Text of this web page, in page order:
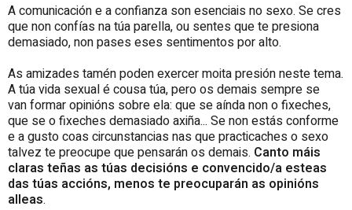
A comunicación e a confianza son esenciais no sexo. Se cres
que non confías na túa parella, ou sentes que te presiona
demasiado, non pases eses sentimentos por alto.
As amizades tamén poden exercer moita presión neste tema.
A túa vida sexual é cousa túa, pero os demais sempre se
van formar opinións sobre ela: que se aínda non o fixeches,
que se o fixeches demasiado axiña... Se non estás conforme
e a gusto coas circunstancias nas que practicaches o sexo
talvez te preocupe que pensarán os demais. Canto máis
claras teñas as túas decisións e convencido/a esteas
das túas accións, menos te preocuparán as opinións
alleas.